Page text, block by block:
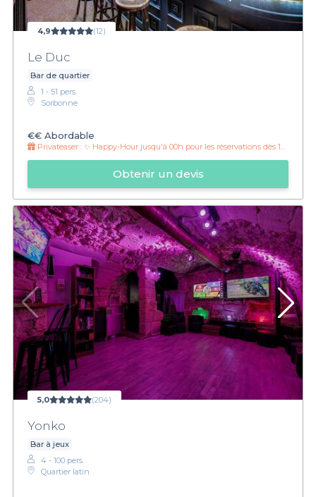
4,9 (12)
Le Duc
Bar de quartier
1 - 51 pers.
Sorbonne
€€ Abordable
Privateaser : ✨ Happy-Hour jusqu'à 00h pour les réservations dès 10 personnes 🎉
Obtenir un devis
5,0 (204)
Yonko
Bar à jeux
4 - 100 pers.
Quartier latin